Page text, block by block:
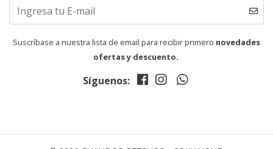
Suscríbase a nuestra lista de email para recibir primero novedades
ofertas y descuento.
Síguenos: